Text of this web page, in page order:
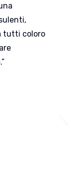
tutti coloro